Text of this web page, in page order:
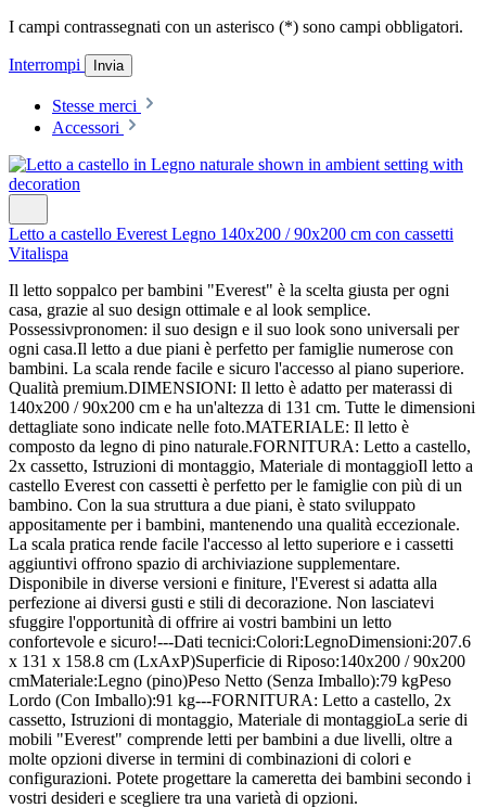
I campi contrassegnati con un asterisco (*) sono campi obbligatori.
Interrompi Invia
Stesse merci
Accessori
Letto a castello Everest Legno 140x200 / 90x200 cm con cassetti
Vitalispa
Il letto soppalco per bambini "Everest" è la scelta giusta per ogni
casa, grazie al suo design ottimale e al look semplice.
Possessivpronomen: il suo design e il suo look sono universali per
ogni casa.Il letto a due piani è perfetto per famiglie numerose con
bambini. La scala rende facile e sicuro l'accesso al piano superiore.
Qualità premium.DIMENSIONI: Il letto è adatto per materassi di
140x200 / 90x200 cm e ha un'altezza di 131 cm. Tutte le dimensioni
dettagliate sono indicate nelle foto.MATERIALE: Il letto è
composto da legno di pino naturale.FORNITURA: Letto a castello,
2x cassetto, Istruzioni di montaggio, Materiale di montaggioIl letto a
castello Everest con cassetti è perfetto per le famiglie con più di un
bambino. Con la sua struttura a due piani, è stato sviluppato
appositamente per i bambini, mantenendo una qualità eccezionale.
La scala pratica rende facile l'accesso al letto superiore e i cassetti
aggiuntivi offrono spazio di archiviazione supplementare.
Disponibile in diverse versioni e finiture, l'Everest si adatta alla
perfezione ai diversi gusti e stili di decorazione. Non lasciatevi
sfuggire l'opportunità di offrire ai vostri bambini un letto
confortevole e sicuro!---Dati tecnici:Colori:LegnoDimensioni:207.6
x 131 x 158.8 cm (LxAxP)Superficie di Riposo:140x200 / 90x200
cmMateriale:Legno (pino)Peso Netto (Senza Imballo):79 kgPeso
Lordo (Con Imballo):91 kg---FORNITURA: Letto a castello, 2x
cassetto, Istruzioni di montaggio, Materiale di montaggioLa serie di
mobili "Everest" comprende letti per bambini a due livelli, oltre a
molte opzioni diverse in termini di combinazioni di colori e
configurazioni. Potete progettare la cameretta dei bambini secondo i
vostri desideri e scegliere tra una varietà di opzioni.